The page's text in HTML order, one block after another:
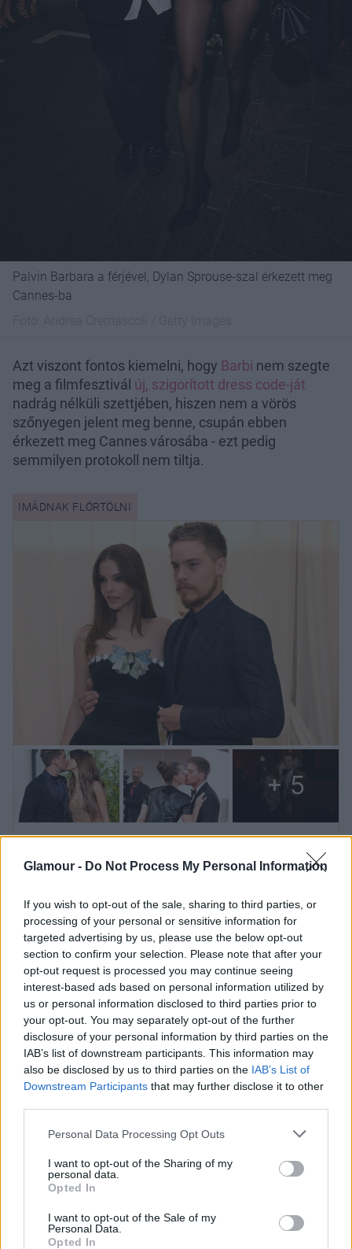
Glamour - Do Not Process My Personal Information
If you wish to opt-out of the sale, sharing to third parties, or
processing of your personal or sensitive information for
targeted advertising by us, please use the below opt-out
section to confirm your selection. Please note that after your
opt-out request is processed you may continue seeing
interest-based ads based on personal information utilized by
us or personal information disclosed to third parties prior to
your opt-out. You may separately opt-out of the further
disclosure of your personal information by third parties on the
IAB’s list of downstream participants. This information may
also be disclosed by us to third parties on the IAB’s List of
Downstream Participants that may further disclose it to other
Please note that this website/app uses one or more Google
not limited to your visit or usage behaviour. You may click to
grant or deny consent to Google and its third-party tags to
use your data for below specified purposes in below Google
consent section.
Personal Data Processing Opt Outs
I want to opt-out of the Sharing of my
personal data.
Opted In
I want to opt-out of the Sale of my
Personal Data.
Opted In
Palvin Barbara a férjével, Dylan Sprouse-szal érkezett meg
Cannes-ba
Azt viszont fontos kiemelni, hogy Barbi nem szegte
meg a filmfesztivál új, szigorított dress code-ját
nadrág nélküli szettjében, hiszen nem a vörös
szőnyegen jelent meg benne, csupán ebben
érkezett meg Cannes városába - ezt pedig
semmilyen protokoll nem tiltja.
8 forró fotó a Palvin Barbara és Dylan
Sprouse párosról, amiről el sem
hisszük, hogy a nyilvánosság előtt
készült
+ 5
Palvin Barbi tavaly
álomszép
meztelenruhában
tündökölt a cannes-i
filmfesztiválon
viselt pucérruhájában ismét bebizonyította, hogy
egyszerűen tökéletesen mozog a merészség és az
elegancia határán. Fekete, földig érő Michael Kors
csipkeruhájából egyszerre ordított a meztelenség és
a kifinomultság, így nem csoda, hogy a magyar
modell azonnal magára vonzotta a tekinteteket a